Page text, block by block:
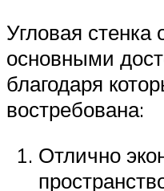
Угловая стенка
основными
благодаря
востребована:
Отлично